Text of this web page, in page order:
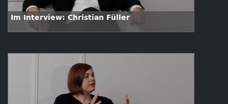
Im Interview: Christian Füller